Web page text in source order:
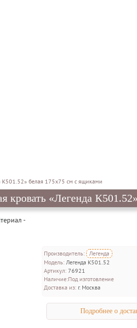
К501.52» белая 175х75 см с ящиками
кровать «Легенда
-
Производитель: Легенда
Модель: Легенда К501.52
Артикул: 76921
Наличие:Под изготовление
Доставка из: г. Москва
Подробнее о